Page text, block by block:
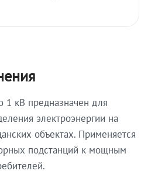
кВ предназначен для
электроэнергии на
объектах. Применяется
подстанций к мощным